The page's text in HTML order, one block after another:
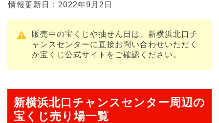
情報更新日：2022年9月2日
販売中の宝くじや抽せん日は、新横浜北口チ
ャンスセンターに直接お問い合わせいただく
か宝くじ公式サイトをご確認ください。
新横浜北口チャンスセンター周辺の
宝くじ売り場一覧